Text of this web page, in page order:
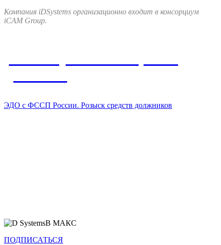
Компания iDSystems организационно входит в консорциум
iCAM Group.
ЭДО с ФССП России. Розыск средств должников
В МАКС
ПОДПИСАТЬСЯ